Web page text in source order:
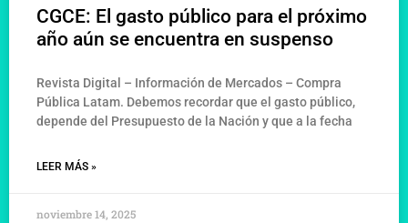
CGCE: El gasto público para el próximo
año aún se encuentra en suspenso
Revista Digital – Información de Mercados – Compra
Pública Latam. Debemos recordar que el gasto público,
depende del Presupuesto de la Nación y que a la fecha
LEER MÁS »
noviembre 14, 2025